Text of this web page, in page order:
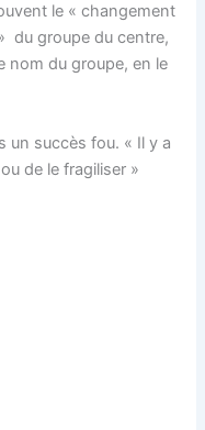
le « changement
du groupe du centre,
nom du groupe, en le
un succès fou. « Il y a
de le fragiliser »